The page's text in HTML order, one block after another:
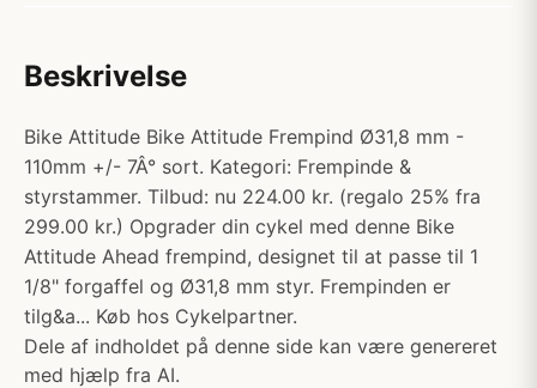
Beskrivelse
Bike Attitude Bike Attitude Frempind Ø31,8 mm -
110mm +/- 7Â° sort. Kategori: Frempinde &
styrstammer. Tilbud: nu 224.00 kr. (regalo 25% fra
299.00 kr.) Opgrader din cykel med denne Bike
Attitude Ahead frempind, designet til at passe til 1
1/8" forgaffel og Ø31,8 mm styr. Frempinden er
tilg&a... Køb hos Cykelpartner.
Dele af indholdet på denne side kan være genereret
med hjælp fra AI.